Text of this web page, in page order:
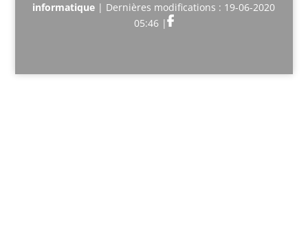
informatique | Dernières modifications : 19-06-2020
05:46 |